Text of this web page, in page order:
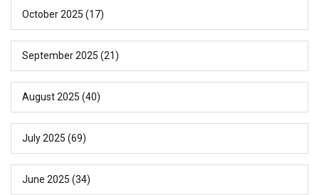
October 2025 (17)
September 2025 (21)
August 2025 (40)
July 2025 (69)
June 2025 (34)